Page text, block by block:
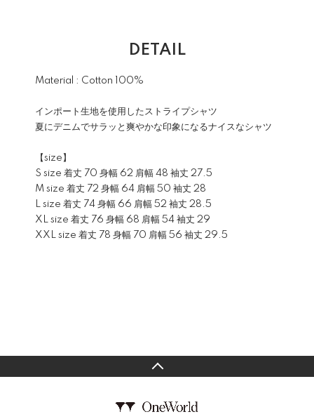
DETAIL
Material : Cotton 100%
インポート生地を使用したストライプシャツ
夏にデニムでサラッと爽やかな印象になるナイスなシャツ
【size】
S size 着丈 70 身幅 62 肩幅 48 袖丈 27.5
M size 着丈 72 身幅 64 肩幅 50 袖丈 28
L size 着丈 74 身幅 66 肩幅 52 袖丈 28.5
XL size 着丈 76 身幅 68 肩幅 54 袖丈 29
XXL size 着丈 78 身幅 70 肩幅 56 袖丈 29.5